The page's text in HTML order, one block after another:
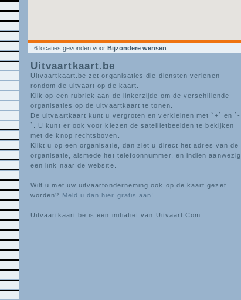
6 locaties gevonden voor Bijzondere wensen
Uitvaartkaart.be
Uitvaartkaart.be zet organisaties die diensten verlenen
rondom de uitvaart op de kaart.
Klik op een rubriek aan de linkerzijde om de verschillende
organisaties op de uitvaartkaart te tonen.
De uitvaartkaart kunt u vergroten en verkleinen met `+` en `-
`. U kunt er ook voor kiezen de satellietbeelden te bekijken
met de knop rechtsboven.
Klikt u op een organisatie, dan ziet u direct het adres van de
organisatie, alsmede het telefoonnummer, en indien aanwezig
een link naar de website.
Wilt u met uw uitvaartonderneming ook op de kaart gezet
worden? Meld u dan hier gratis aan!
Uitvaartkaart.be is een initiatief van Uitvaart.Com